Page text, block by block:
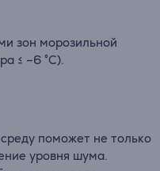
зон морозильной
≤ –6 °C).
поможет не только
уровня шума.